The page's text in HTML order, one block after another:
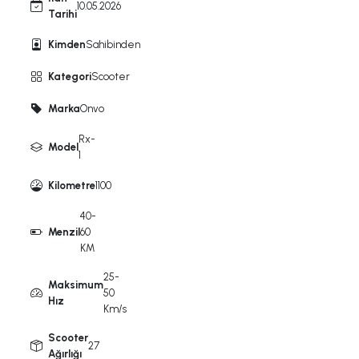
Tarihi
10.05.2026
KimdenSahibinden
KategoriScooter
MarkaOnvo
Model
Rx-
1
Kilometre1100
Menzil
40-
60
KM
Maksimum
Hız
25-
50
Km/s
Scooter
Ağırlığı
27